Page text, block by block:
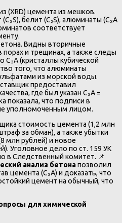
(XRD) цемента из мешков.
белит (C₂S), алюминаты (C₃A
соответствует
Видны вторичные
порах и трещинах, а также следы
C₃A (кристаллы кубической
того, что алюминаты
из морской воды.
предоставил
где был указан C₃A =
показала, что подписи в
уполномоченным лицом.
стоимость цемента (1,2 млн
за обман), а также убытки
млн рублей) и новое
Уголовное дело по ст. 159 УК
в Следственный комитет. 📌
анализ бетонапозволил
цемента (C₃A) и доказать, что
цемент на обычный, что
для химической